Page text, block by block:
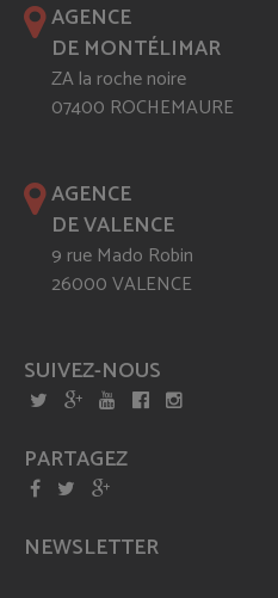
AGENCE
DE MONTÉLIMAR
ZA la roche noire
07400 ROCHEMAURE
AGENCE
DE VALENCE
9 rue Mado Robin
26000 VALENCE
SUIVEZ-NOUS
PARTAGEZ
NEWSLETTER